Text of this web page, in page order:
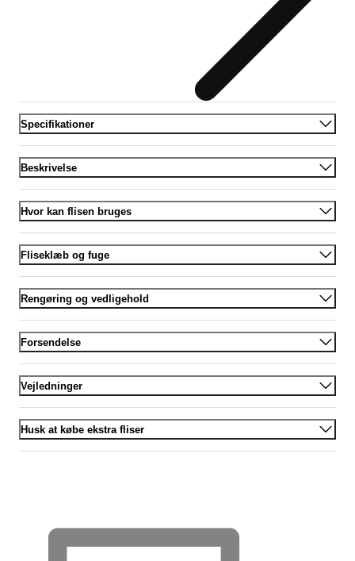
Specifikationer
Beskrivelse
Hvor kan flisen bruges
Fliseklæb og fuge
Rengøring og vedligehold
Forsendelse
Vejledninger
Husk at købe ekstra fliser